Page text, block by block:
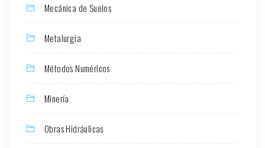
Mecánica de Suelos
Metalurgia
Métodos Numéricos
Minería
Obras Hidráulicas